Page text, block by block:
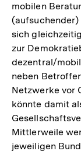
mobilen
sich
zur
dezentral/
neben
Netzwerke vor
könnte damit
Mittlerweile
jeweiligen